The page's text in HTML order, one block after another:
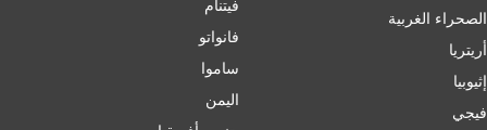
الصحراء الغربية
أريتريا
إثيوبيا
فيجي
فيتنام
فانواتو
ساموا
اليمن